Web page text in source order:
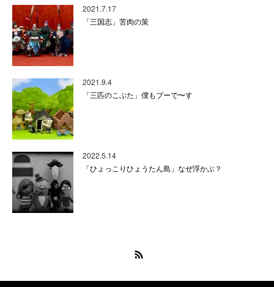
2021.7.17
「三国志」苦肉の策
2021.9.4
「三匹のこぶた」僕もブーで〜す
2022.5.14
「ひょっこりひょうたん島」なぜ浮かぶ？